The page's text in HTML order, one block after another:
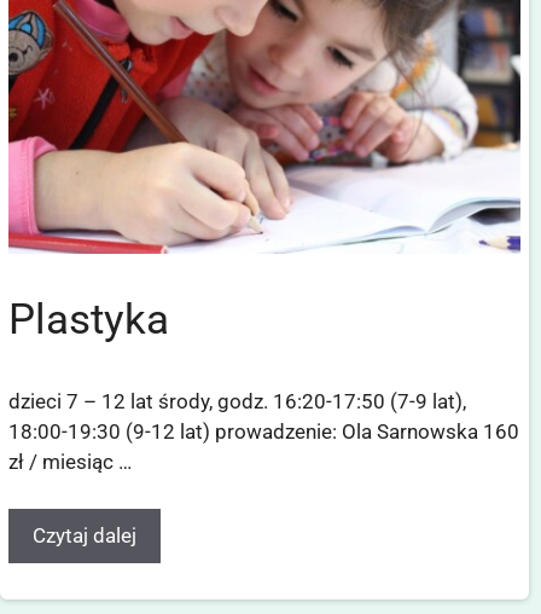
Plastyka
dzieci 7 – 12 lat środy, godz. 16:20-17:50 (7-9 lat),
18:00-19:30 (9-12 lat) prowadzenie: Ola Sarnowska 160
zł / miesiąc …
Czytaj dalej